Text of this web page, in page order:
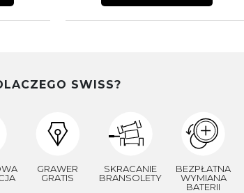
SWISS?
GRAWER
GRATIS
SKRACANIE
BRANSOLETY
BEZPŁATNA
WYMIANA
BATERII